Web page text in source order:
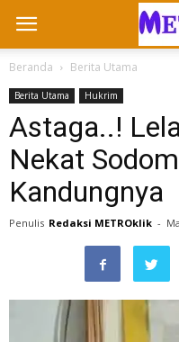
Beranda Berita Utama
Berita Utama Hukrim
Astaga..!
Nekat
Kandungnya
Penulis Redaksi METROklik -